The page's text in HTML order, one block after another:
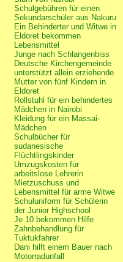
Schulgebühren für einen
Sekundarschüler aus Nakuru
Ein Behinderter und Witwe in
Eldoret bekommen
Lebensmittel
Junge nach Schlangenbiss
Deutsche Kirchengemeinde
unterstützt allein erziehende
Mutter von fünf Kindern in
Eldoret
Rollstuhl für ein behindertes
Mädchen in Nairobi
Kleidung für ein Massai-
Mädchen
Schulbücher für
sudanesische
Flüchtlingskinder
Umzugskosten für
arbeitslose Lehrerin
Mietzuschuss und
Lebensmittel für arme Witwe
Schuluniform für Schülerin
der Junior Highschool
Je 10 bekommen Hilfe
Zahnbehandlung für
Tuktukfahrer
Dani hilft einem Bauer nach
Motorradunfall